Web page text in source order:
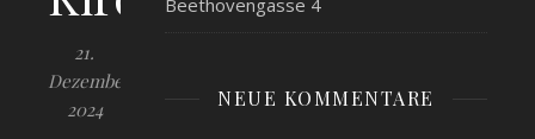
21.
Dezember
2024
Beethovengasse 4
NEUE KOMMENTARE